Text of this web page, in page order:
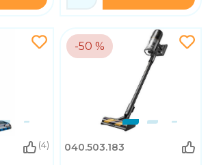
(4)
-50 %
040.503.183